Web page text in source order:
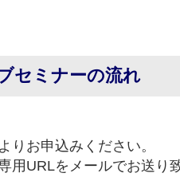
セミナーの流れ
りお申込みください。
用URLをメールでお送り